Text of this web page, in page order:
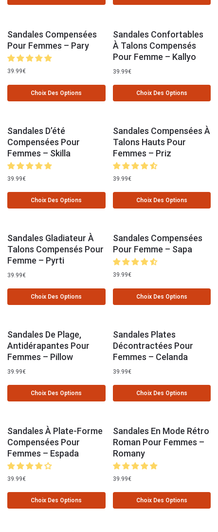
Sandales Compensées
Pour Femmes – Pary
39.99€
Choix Des Options
Sandales Confortables
À Talons Compensés
Pour Femme – Kallyo
39.99€
Choix Des Options
Sandales D’été
Compensées Pour
Femmes – Skilla
39.99€
Choix Des Options
Sandales Compensées À
Talons Hauts Pour
Femmes – Priz
39.99€
Choix Des Options
Sandales Gladiateur À
Talons Compensés Pour
Femme – Pyrti
39.99€
Choix Des Options
Sandales Compensées
Pour Femme – Sapa
39.99€
Choix Des Options
Sandales De Plage,
Antidérapantes Pour
Femmes – Pillow
39.99€
Choix Des Options
Sandales Plates
Décontractées Pour
Femmes – Celanda
39.99€
Choix Des Options
Sandales À Plate-Forme
Compensées Pour
Femmes – Espada
39.99€
Choix Des Options
Sandales En Mode Rétro
Roman Pour Femmes –
Romany
39.99€
Choix Des Options